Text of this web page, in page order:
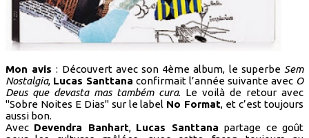
Mon avis: Découvert avec son 4ème album, le superbe Sem
Nostalgia, Lucas Santtana confirmait l’année suivante avec O
Deus que devasta mas também cura. Le voilà de retour avec
"Sobre Noites E Dias" sur le label No Format, et c’est toujours
aussi bon.
Avec Devendra Banhart, Lucas Santtana partage ce goût